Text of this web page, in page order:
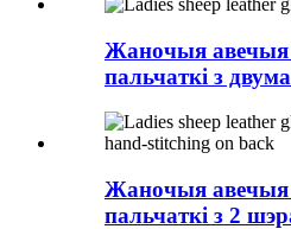
Жаночыя авечыя
пальчаткі з
Жаночыя авечыя
пальчаткі з 2